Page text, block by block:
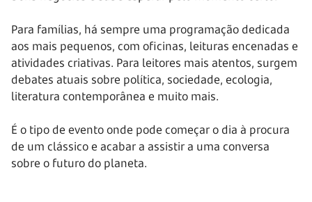
Para famílias, há sempre uma programação dedicada
aos mais pequenos, com oficinas, leituras encenadas e
atividades criativas. Para leitores mais atentos, surgem
debates atuais sobre política, sociedade, ecologia,
literatura contemporânea e muito mais.
É o tipo de evento onde pode começar o dia à procura
de um clássico e acabar a assistir a uma conversa
sobre o futuro do planeta.